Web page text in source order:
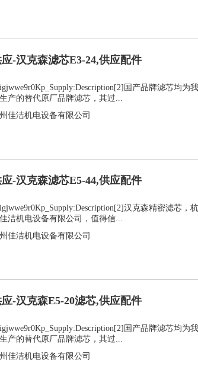
-汉克森滤芯E3-24,供应配件
国产品牌滤芯均为我
产的替代原厂品牌滤芯，其过...
佳洁机电设备有限公司
-汉克森滤芯E5-44,供应配件
汉克森精密滤芯，杭
洁机电设备有限公司，值得信...
佳洁机电设备有限公司
-汉克森E5-20滤芯,供应配件
国产品牌滤芯均为我
产的替代原厂品牌滤芯，其过...
佳洁机电设备有限公司